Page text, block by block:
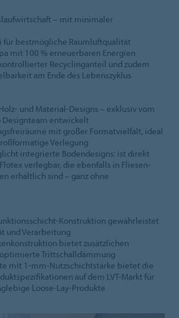
– mit minimaler
für bestmögliche Raumluftqualität
mit 100 % erneuerbaren Energien
Recyclinganteil und zudem
am Ende des Lebenszyklus
und Material-Designs – exklusiv vom
Designteam entwickelt
mit großer Formatvielfalt, ideal
Verlegung
integrierte Bodendesigns: ist direkt
verlegbar, die ebenfalls in Fliesen-
erhältlich sind – ganz ohne
Konstruktion gewährleistet
und Verarbeitung
bietet zusätzlichen
Trittschalldämmung
mit 1-mm-Nutzschichtstärke bietet die
auf dem LVT-Markt für
Loose-Lay-Produkte